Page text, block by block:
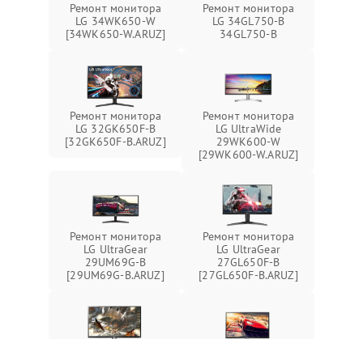
Ремонт монитора
LG 34WK650-W
[34WK650-W.ARUZ]
Ремонт монитора
LG 34GL750-B
34GL750-B
Ремонт монитора
LG 32GK650F-B
[32GK650F-B.ARUZ]
Ремонт монитора
LG UltraWide
29WK600-W
[29WK600-W.ARUZ]
Ремонт монитора
LG UltraGear
29UM69G-B
[29UM69G-B.ARUZ]
Ремонт монитора
LG UltraGear
27GL650F-B
[27GL650F-B.ARUZ]